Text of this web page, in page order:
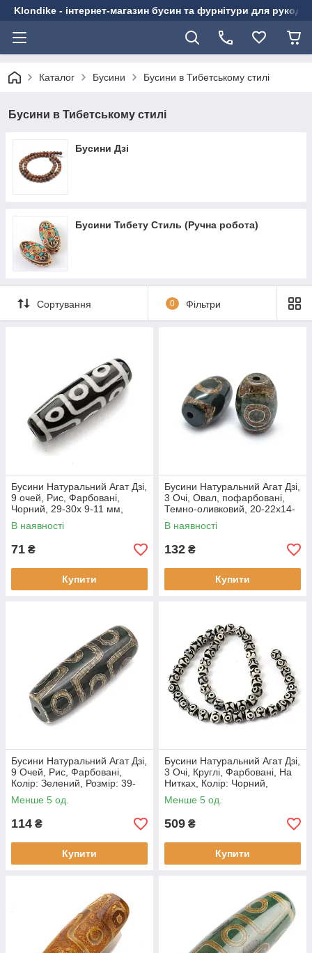
Klondike - інтернет-магазин бусин та фурнітури для
Каталог Бусини Бусини в Тибетському стилі
Бусини в Тибетському стилі
Бусини Дзі
Бусини Тибету Стиль (Ручна робота)
Сортування 0 Фільтри
Бусини Натуральний Агат Дзі,
9 очей, Рис, Фарбовані,
Чорний, 29-30х 9-11 мм,
Отвір 2.5-3 мм, (1 шт.)
В наявності
71 ₴
Купити
Бусини Натуральний Агат Дзі,
3 Очі, Овал, пофарбовані,
Темно-оливковий, 20-22x14-
15 мм, Отвір 2.5-3 мм, (2 шт.)
В наявності
132 ₴
Купити
Бусини Натуральний Агат Дзі,
9 Очей, Рис, Фарбовані,
Колір: Зелений, Розмір: 39-
40х13-14 мм, Отвір 2.5-3 мм,
(1 шт.)
Менше 5 од.
114 ₴
Купити
Бусини Натуральний Агат Дзі,
3 Очі, Круглі, Фарбовані, На
Нитках, Колір: Чорний,
Розмір: 8 мм, (1 нитка)
Менше 5 од.
509 ₴
Купити